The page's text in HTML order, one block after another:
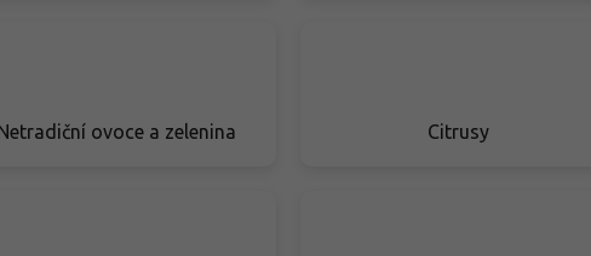
ovoce a zelenina Citrusy